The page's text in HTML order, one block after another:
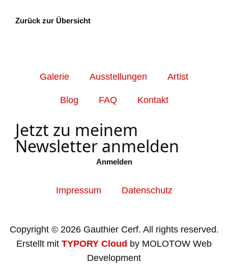
Zurück zur Übersicht
Galerie Ausstellungen Artist
Blog FAQ Kontakt
Jetzt zu meinem
Newsletter anmelden
Anmelden
Impressum Datenschutz
Copyright © 2026 Gauthier Cerf. All rights reserved.
Erstellt mit TYPORY Cloud by MOLOTOW Web
Development